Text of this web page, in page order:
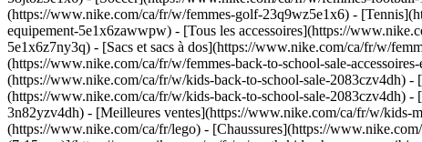
(https://www.nike.com/ca/fr/w/femmes-golf-23q9wz5e1x6) -
equipement-5e1x6zawwpw) - [Tous les accessoires](https://
5e1x6z7ny3q) - [Sacs et sacs à dos](https://www.nike.com/ca/fr/w/
(https://www.nike.com/ca/fr/w/femmes-back-to-school-sale-
(https://www.nike.com/ca/fr/w/kids-back-to-school-sale-2083czv4dh) -
(https://www.nike.com/ca/fr/w/kids-back-to-school-sale-2083czv4dh) -
3n82yzv4dh) - [Meilleures ventes](https://www.nike.com/ca/fr/w/
(https://www.nike.com/ca/fr/lego) - [Chaussures](https://